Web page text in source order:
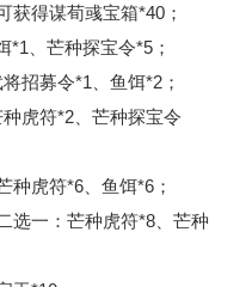
获得谋荀彧宝箱*40；
*1、芒种探宝令*5；
招募令*1、鱼饵*2；
虎符*2、芒种探宝令
种虎符*6、鱼饵*6；
选一：芒种虎符*8、芒种